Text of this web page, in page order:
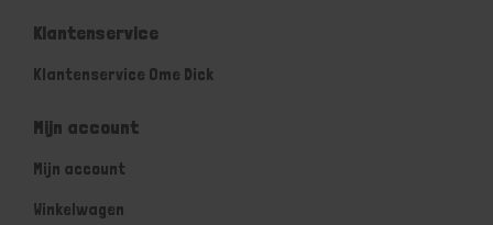
Klantenservice
Klantenservice Ome Dick
Mijn account
Mijn account
Winkelwagen